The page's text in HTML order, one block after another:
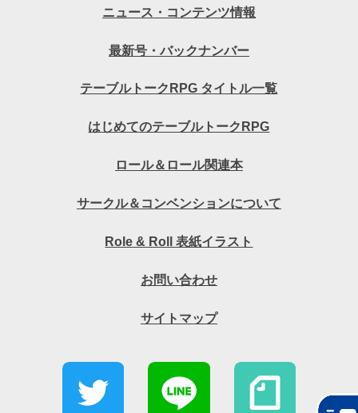
ニュース・コンテンツ情報
最新号・バックナンバー
テーブルトークRPG タイトル一覧
はじめてのテーブルトークRPG
ロール＆ロール関連本
サークル＆コンベンションについて
Role & Roll 表紙イラスト
お問い合わせ
サイトマップ